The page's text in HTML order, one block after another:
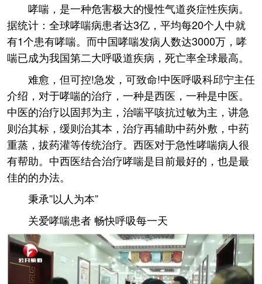
哮喘，是一种危害极大的慢性气道炎症性疾病。
据统计：全球哮喘病患者达3亿，平均每20个人中就
有1个患有哮喘。而中国哮喘发病人数达3000万，哮
喘已成为我国第二大呼吸道疾病，死亡率全球最高。
难愈，但可控!急发，可致命!中医呼吸科邱宁主任
介绍，对于哮喘的治疗，一种是西医，一种是中医。
中医的治疗以固邦为主，治喘平咳抗过敏为主，讲急
则治其标，缓则治其本，治疗再辅助中药外敷，中药
重蒸，拔药灌等传统治疗。西医对于急性哮喘病人很
有帮助。中西医结合治疗哮喘是目前最好的，也是最
佳的的办法。
秉承”以人为本”
关爱哮喘患者 畅快呼吸每一天